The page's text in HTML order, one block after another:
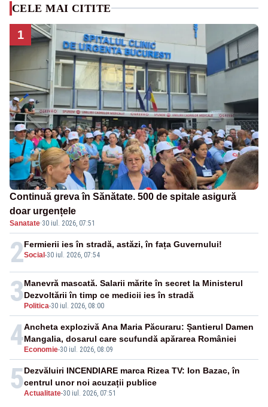
CELE MAI CITITE
1
Continuă greva în Sănătate. 500 de spitale asigură
doar urgențele
Sanatate·30 iul. 2026, 07:51
2Social -30 iul. 2026, 07:54
Fermierii ies în stradă, astăzi, în fața Guvernului!
3 Politica-30 iul. 2026, 08:00
Manevră mascată. Salarii mărite în secret la Ministerul
Dezvoltării în timp ce medicii ies în stradă
4 Economie-30 iul. 2026, 08:09
Ancheta explozivă Ana Maria Păcuraru: Șantierul Damen
Mangalia, dosarul care scufundă apărarea României
5Actualitate-30 iul. 2026, 07:51
Dezvăluiri INCENDIARE marca Rizea TV: Ion Bazac, în
centrul unor noi acuzații publice